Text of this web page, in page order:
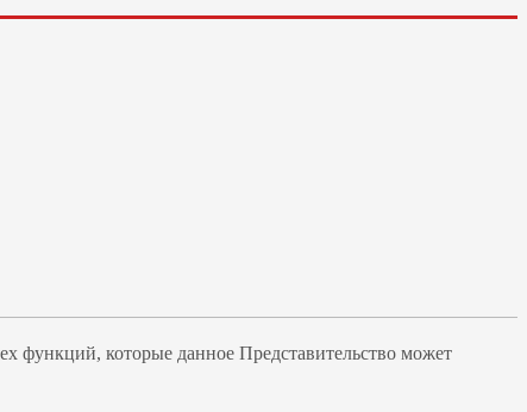
функций, которые данное Представительство может